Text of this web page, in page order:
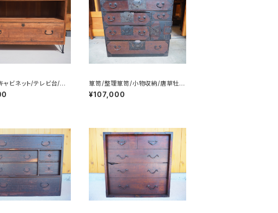
ャビネット/テレビ台/チ
ドボード/No.0232-3
箪笥/整理箪笥/小物収納/唐草牡
丹/カギ付き/No.0119
¥107,000